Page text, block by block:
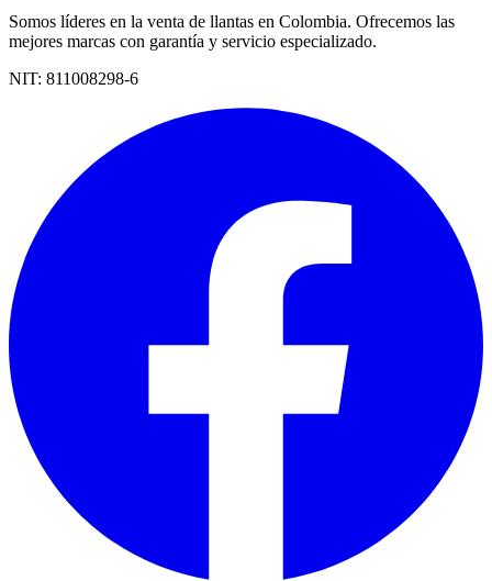
Somos líderes en la venta de llantas en Colombia. Ofrecemos las
mejores marcas con garantía y servicio especializado.
NIT: 811008298-6